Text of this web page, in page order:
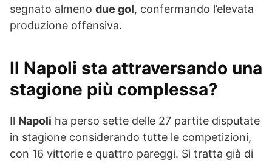
segnato almeno due gol, confermando l’elevata
produzione offensiva.
Il Napoli sta attraversando una
stagione più complessa?
Il Napoli ha perso sette delle 27 partite disputate
in stagione considerando tutte le competizioni,
con 16 vittorie e quattro pareggi. Si tratta già di